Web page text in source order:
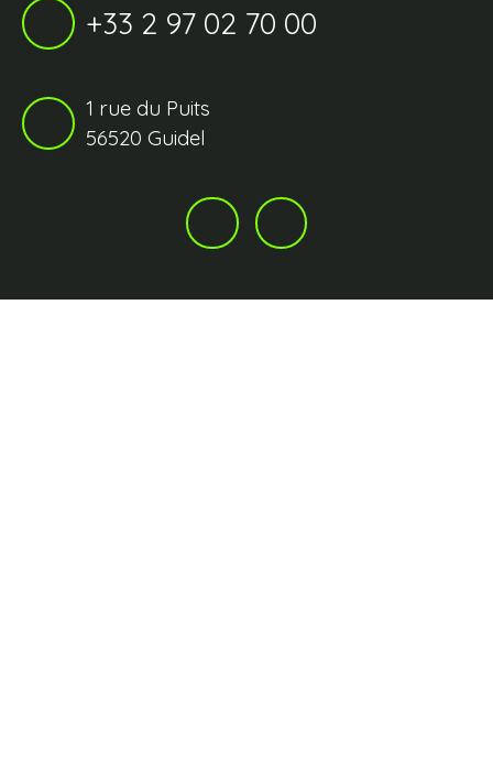
+33 2 97 02 70 00
1 rue du Puits
56520 Guidel